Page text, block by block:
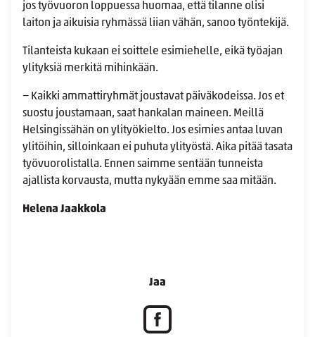
jos työvuoron loppuessa huomaa, että tilanne olisi
laiton ja aikuisia ryhmässä liian vähän, sanoo työntekijä.
Tilanteista kukaan ei soittele esimiehelle, eikä työajan
ylityksiä merkitä mihinkään.
− Kaikki ammattiryhmät joustavat päiväkodeissa. Jos et
suostu joustamaan, saat hankalan maineen. Meillä
Helsingissähän on ylityökielto. Jos esimies antaa luvan
ylitöihin, silloinkaan ei puhuta ylityöstä. Aika pitää tasata
työvuorolistalla. Ennen saimme sentään tunneista
ajallista korvausta, mutta nykyään emme saa mitään.
Helena Jaakkola
Jaa